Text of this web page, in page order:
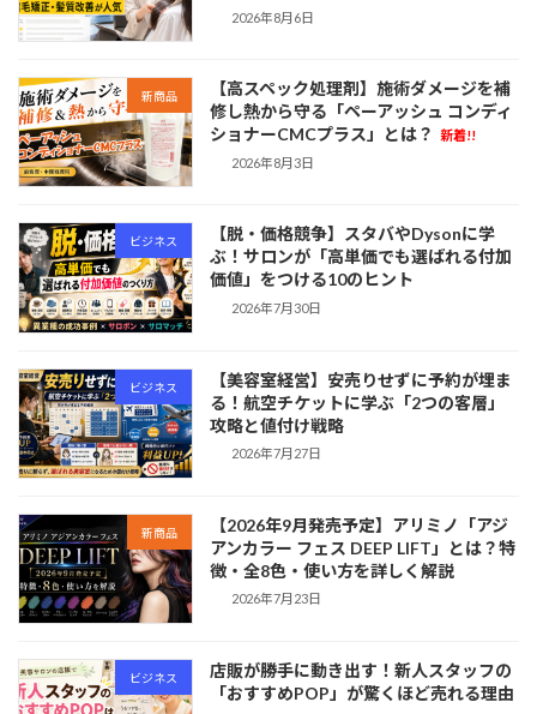
2026年8月6日
新商品
【高スペック処理剤】施術ダメージを補
修し熱から守る「ペーアッシュ コンディ
ショナーCMCプラス」とは？
新着!!
2026年8月3日
ビジネス
【脱・価格競争】スタバやDysonに学
ぶ！サロンが「高単価でも選ばれる付加
価値」をつける10のヒント
2026年7月30日
ビジネス
【美容室経営】安売りせずに予約が埋ま
る！航空チケットに学ぶ「2つの客層」
攻略と値付け戦略
2026年7月27日
新商品
【2026年9月発売予定】アリミノ「アジ
アンカラー フェス DEEP LIFT」とは？特
徴・全8色・使い方を詳しく解説
2026年7月23日
ビジネス
店販が勝手に動き出す！新人スタッフの
「おすすめPOP」が驚くほど売れる理由